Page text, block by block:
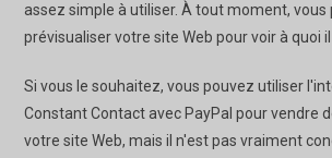
assez simple à utiliser. À tout moment, vous
prévisualiser votre site Web pour voir à quoi
Si vous le souhaitez, vous pouvez utiliser
Constant Contact avec PayPal pour vendre
votre site Web, mais il n'est pas vraiment